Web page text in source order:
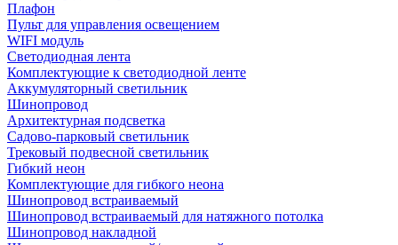
Плафон
Пульт для управления освещением
WIFI модуль
Светодиодная лента
Комплектующие к светодиодной ленте
Аккумуляторный светильник
Шинопровод
Архитектурная подсветка
Садово-парковый светильник
Трековый подвесной светильник
Гибкий неон
Комплектующие для гибкого неона
Шинопровод встраиваемый
Шинопровод встраиваемый для натяжного потолка
Шинопровод накладной